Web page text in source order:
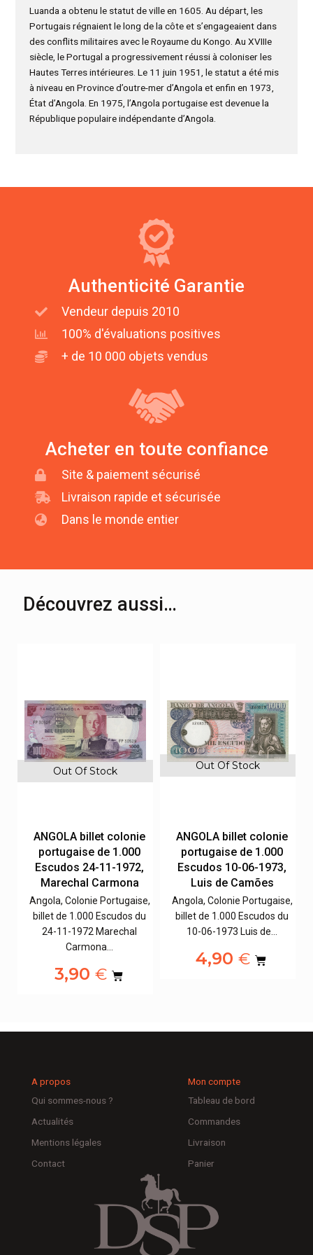
Luanda a obtenu le statut de ville en 1605. Au départ, les
Portugais régnaient le long de la côte et s’engageaient dans
des conflits militaires avec le Royaume du Kongo. Au XVIIIe
siècle, le Portugal a progressivement réussi à coloniser les
Hautes Terres intérieures. Le 11 juin 1951, le statut a été mis
à niveau en Province d’outre-mer d’Angola et enfin en 1973,
État d’Angola. En 1975, l’Angola portugaise est devenue la
République populaire indépendante d’Angola.
Authenticité Garantie
Vendeur depuis 2010
100% d'évaluations positives
+ de 10 000 objets vendus
Acheter en toute confiance
Site & paiement sécurisé
Livraison rapide et sécurisée
Dans le monde entier
Découvrez aussi…
Out Of Stock
ANGOLA billet colonie
portugaise de 1.000
Escudos 24-11-1972,
Marechal Carmona
Angola, Colonie Portugaise,
billet de 1.000 Escudos du
24-11-1972 Marechal
Carmona…
3,90 €
Out Of Stock
ANGOLA billet colonie
portugaise de 1.000
Escudos 10-06-1973,
Luis de Camões
Angola, Colonie Portugaise,
billet de 1.000 Escudos du
10-06-1973 Luis de…
4,90€
A propos
Qui sommes-nous ?
Actualités
Mentions légales
Contact
Mon compte
Tableau de bord
Commandes
Livraison
Panier